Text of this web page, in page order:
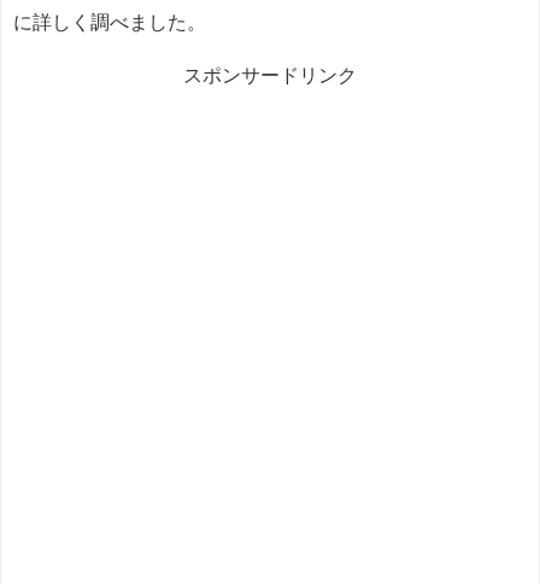
に詳しく調べました。
スポンサードリンク